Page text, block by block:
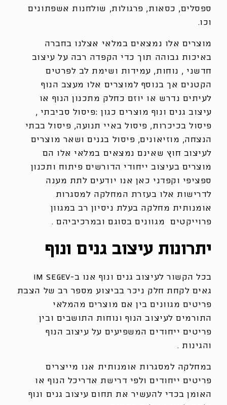
ספסלים, כסאות, פרגולות, שולחנות אשפתונים
וכו.
מוצרים אלו נמצאים במלאי אצלנו בחברה
באיכות גבוהה תוך כדי הקפדה רבה על עיצוב
חדשני , נוחות, עמידות ושימת לב לפרטים
הקטנים אך בנוסף למוצרים אלו מעצב הנוף
לעיתים נדרש או יוזם כחלק מתכנון הנוף או
עיצוב גנים ונוף מוצרים כגון :פיסול סביבתי ,
פיסול בכיכרות, פיסול באיי תנועה, פיסול בבתי
הנצחה, מוזיאונים, פיסול בגנים ושאר מוצרים
לעיצוב חוץ שאינם נמצאים במלאי אלו הם
מוצרים בעיצוב ייחודי הדורשים פיתוח ותכנון
ספציפי וקפדני כאן אנו יודעים לתת מענה
לדרישות אלו בעזרת המחלקה למסגרות
אומנותית מחלקה בעלת ניסיון רב במגוון
פרוייקטים מגוונים בסוגם ובמרכיביהם .
יתרונות עיצוב גנים ונוף
בכל הקשור לעיצוב גנים ונוף אנו ב-im segev
גאים לקחת חלק ניכר בביצוע מספר רב של הצבת
פריטים מגוונים בין אם מוצרים מהמלאי
התורמים לעיצוב הנוף ונוחות התושבים ובין
פריטים ייחודים המשפיעים על עיצוב הנוף
והגינות .
במחלקה למסגרות אומנותית אנו מייצרים
פריטים ייחודים ולפי דרישת אדריכל הנוף או
האומן בכדי להעשיר את תחום עיצוב גנים ונוף